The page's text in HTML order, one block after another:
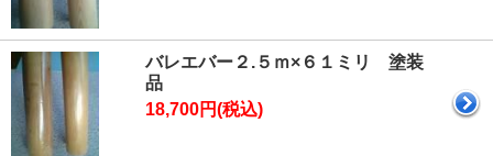
バレエバー２.５ｍ×６１ミリ 塗装
品
18,700円(税込)